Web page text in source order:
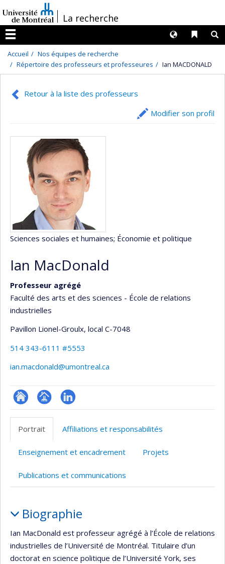
au
contenu
/La recherche
Menu
Liens
Langues
Accueil
Nos équipes de recherche
Répertoire des professeurs et professeures
Ian MACDONALD
Retour à la liste des professeurs
Modifier son profil
Sciences sociales et humaines; Économie et politique
Ian MacDonald
Professeur agrégé
Faculté des arts et des sciences - École de relations
industrielles
Pavillon Lionel-Groulx, local C-7048
514 343-6111 #5553
ian.macdonald@umontreal.ca
ResearchGate
Page
professionnelle
(faculté,département,école)
LinkedIn
Portrait
Affiliations et responsabilités
Enseignement et encadrement Projets
Publications et communications
Biographie
Ian MacDonald est professeur agrégé à l’École de relations
industrielles de l’Université de Montréal. Titulaire d’un
doctorat en science politique de l’Université York, ses